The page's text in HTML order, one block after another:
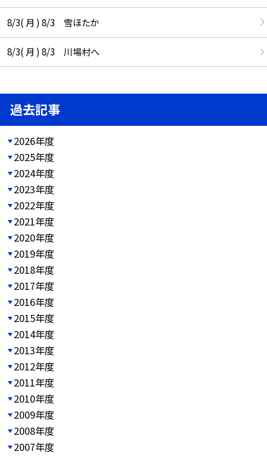
8/3( 月 ) 8/3 雪ほたか
8/3( 月 ) 8/3 川場村へ
過去記事
2026年度
2025年度
2024年度
2023年度
2022年度
2021年度
2020年度
2019年度
2018年度
2017年度
2016年度
2015年度
2014年度
2013年度
2012年度
2011年度
2010年度
2009年度
2008年度
2007年度